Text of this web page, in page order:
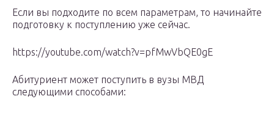
Если вы подходите по всем параметрам, то начинайте
подготовку к поступлению уже сейчас.
https://youtube.com/watch?v=pfMwVbQE0gE
Абитуриент может поступить в вузы МВД
следующими способами: